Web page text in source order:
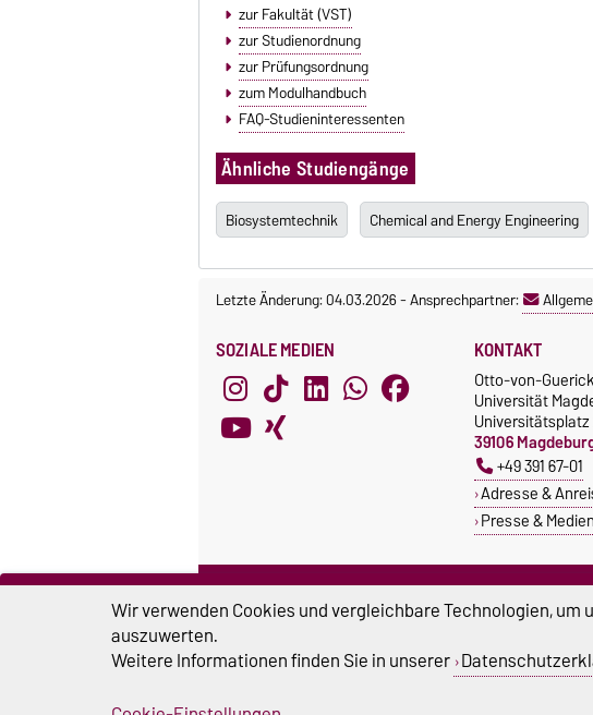
zur Fakultät (VST)
zur Studienordnung
zur Prüfungsordnung
zum Modulhandbuch
FAQ-Studieninteressenten
Ähnliche Studiengänge
Biosystemtechnik Chemical and Energy Engineering
Letzte Änderung: 04.03.2026-Ansprechpartner:
SOZIALE MEDIEN KONTAKT
Otto-von-
Universität
Universitätsplatz
39106
+49 391 67-01
Adresse &
Presse & Medien
ZERTIFIKATE
Familie in der Hochschule
Systemakkreditierung
STUDIUM &
Stipendien
Studentenwerk
Unishop
Wir verwenden Cookies und vergleichbare Technologien,
auszuwerten.
Weitere Informationen finden Sie in unserer